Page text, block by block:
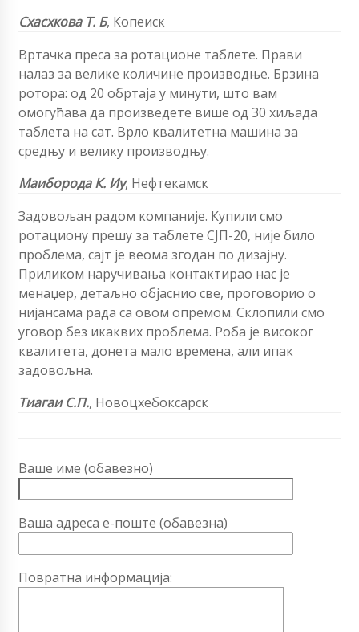
Схасхкова Т. Б, Копеиск
Вртачка преса за ротационе таблете. Прави
налаз за велике количине производње. Брзина
ротора: од 20 обртаја у минути, што вам
омогућава да произведете више од 30 хиљада
таблета на сат. Врло квалитетна машина за
средњу и велику производњу.
Маиборода К. Иу, Нефтекамск
Задовољан радом компаније. Купили смо
ротациону прешу за таблете СЈП-20, није било
проблема, сајт је веома згодан по дизајну.
Приликом наручивања контактирао нас је
менаџер, детаљно објаснио све, проговорио о
нијансама рада са овом опремом. Склопили смо
уговор без икаквих проблема. Роба је високог
квалитета, донета мало времена, али ипак
задовољна.
Тиагаи С.П., Новоцхебоксарск
Ваше име (обавезно)
Ваша адреса е-поште (обавезна)
Повратна информација: